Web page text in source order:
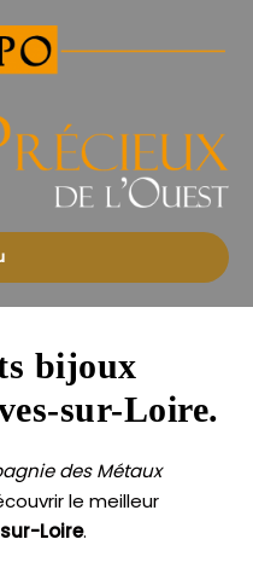
bijoux
sur-Loire.
des Métaux
le meilleur
Loire.